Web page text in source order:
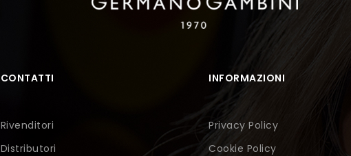
CONTATTI
Rivenditori
Distributori
INFORMAZIONI
Privacy Policy
Cookie Policy